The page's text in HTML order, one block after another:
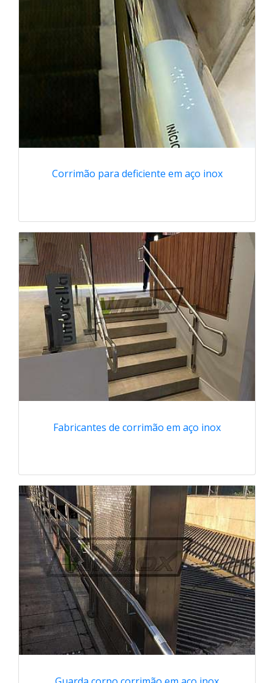
Corrimão para deficiente em aço inox
Fabricantes de corrimão em aço inox